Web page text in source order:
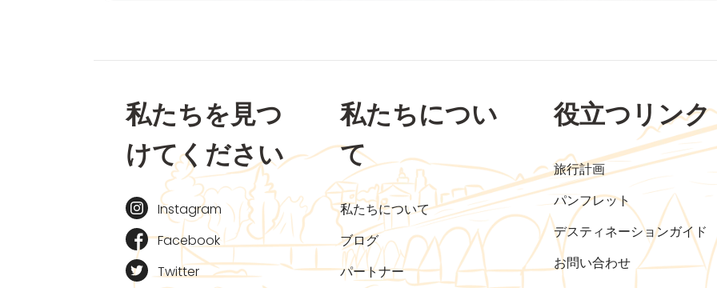
私たちを見つ
けてください
Instagram
Facebook
Twitter
私たちについ
て
私たちについて
ブログ
パートナー
役立つリンク
旅行計画
パンフレット
デスティネーションガイド
お問い合わせ